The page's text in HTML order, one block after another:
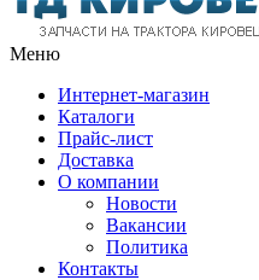
Меню
Интернет-магазин
Каталоги
Прайс-лист
Доставка
О компании
Новости
Вакансии
Политика
Контакты